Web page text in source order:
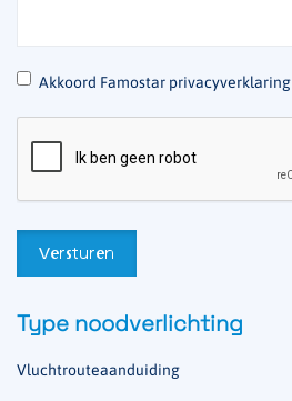
* Akkoord Famostar privacyverklaring
Type noodverlichting
Vluchtrouteaanduiding